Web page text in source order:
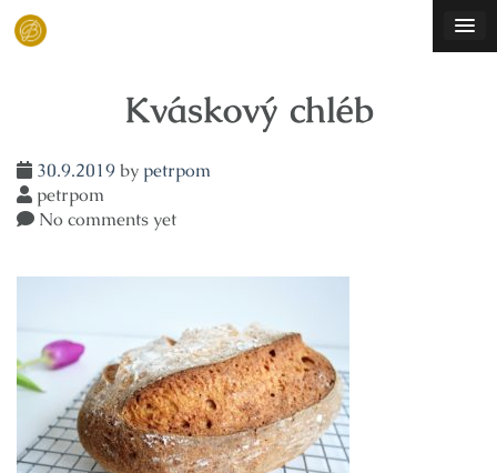
Skip
Kváskový chléb
30.9.2019by petrpom
petrpom
No comments yet